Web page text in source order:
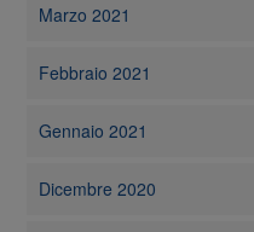
Marzo 2021
Febbraio 2021
Gennaio 2021
Dicembre 2020